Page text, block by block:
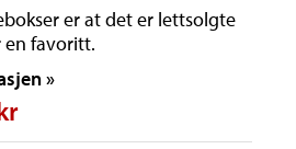
er at det er lettsolgte
en favoritt.
»